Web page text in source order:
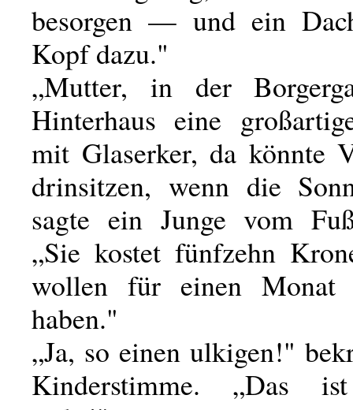
besorgen — und ein
Kopf dazu."
„Mutter, in der
Hinterhaus eine
mit Glaserker, da könnte
drinsitzen, wenn die
sagte ein Junge vom
„Sie kostet fünfzehn
wollen für einen Monat
haben."
„Ja, so einen ulkigen!"
Kinderstimme. „Das